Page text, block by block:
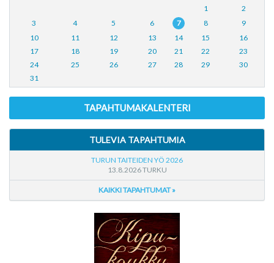
1
2
3
4 5 6 7 8
9
10
11 12 13 14 15
16
17
18 19 20 21 22
23
24
25 26 27 28 29
30
31
TAPAHTUMAKALENTERI
TULEVIA TAPAHTUMIA
TURUN TAITEIDEN YÖ 2026
13.8.2026 TURKU
KAIKKI TAPAHTUMAT »